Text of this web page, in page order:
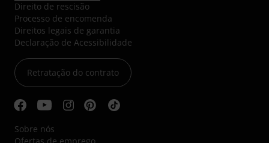
Direito de rescisão
Processo de encomenda
Direitos legais de garantia
Declaração de Acessibilidade
Retratação do contrato
Sobre nós